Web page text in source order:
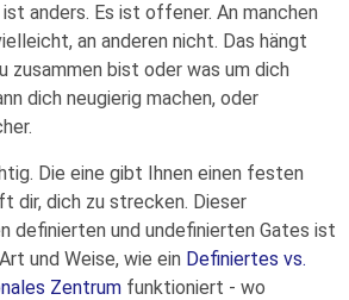
anders. Es ist offener. An manchen
an anderen nicht. Das hängt
zusammen bist oder was um dich
dich neugierig machen, oder
Die eine gibt Ihnen einen festen
dir, dich zu strecken. Dieser
definierten und undefinierten Gates ist
und Weise, wie ein Definiertes vs.
Zentrum funktioniert - wo